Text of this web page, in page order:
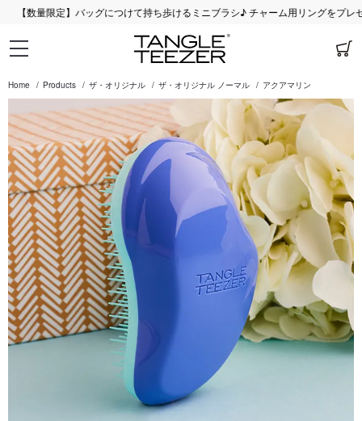
バッグにつけて持ち歩けるミニブラシ♪ チャーム用リングをプレゼント！
Home Products ザ・オリジナル ザ・オリジナル ノーマル アクアマリン